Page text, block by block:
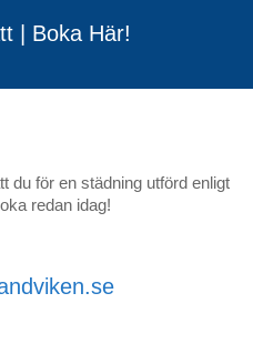
| Boka Här!
du för en städning utförd enligt
redan idag!